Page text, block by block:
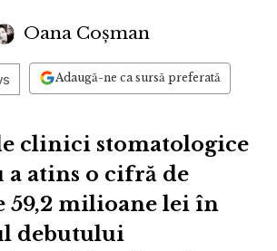
Oana Coșman
Adaugă-ne ca sursă preferată
clinici stomatologice
a atins o cifră de
59,2 milioane lei în
debutului